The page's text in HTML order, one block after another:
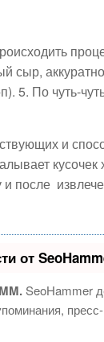
сыр,
5. По чуть-
и
кусочек
и после
от
SeoHammer